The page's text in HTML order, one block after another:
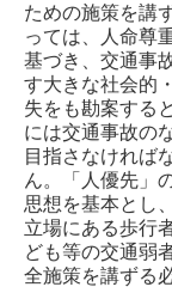
ための施策を講
っては、人命尊
基づき、交通事
す大きな社会的
失をも勘案する
には交通事故の
目指さなければ
ん。「人優先」
思想を基本とし
立場にある歩行
ども等の交通弱
全施策を講ずる